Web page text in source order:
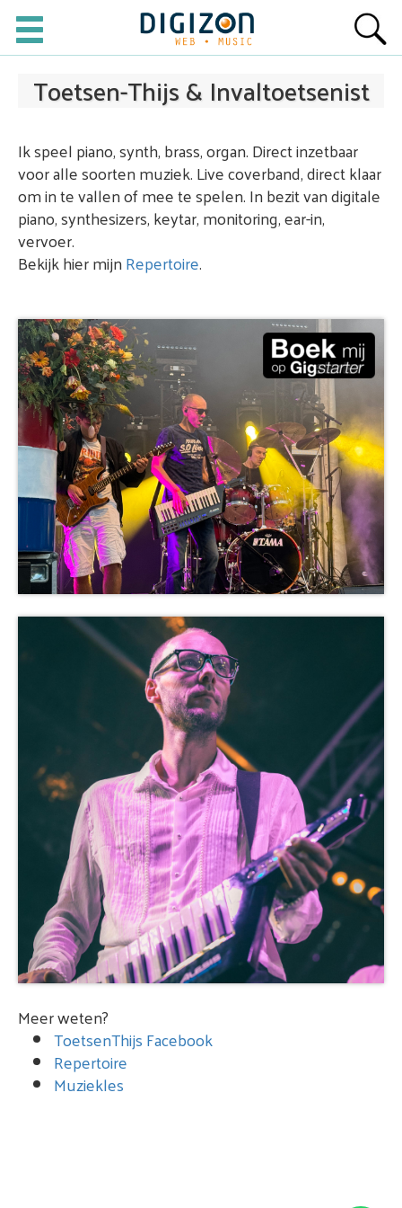
Toetsen-Thijs & Invaltoetsenist
Ik speel piano, synth, brass, organ. Direct inzetbaar
voor alle soorten muziek. Live coverband, direct klaar
om in te vallen of mee te spelen. In bezit van digitale
piano, synthesizers, keytar, monitoring, ear-in,
vervoer.
Bekijk hier mijnRepertoire.
Meer weten?
ToetsenThijs Facebook
Repertoire
Muziekles